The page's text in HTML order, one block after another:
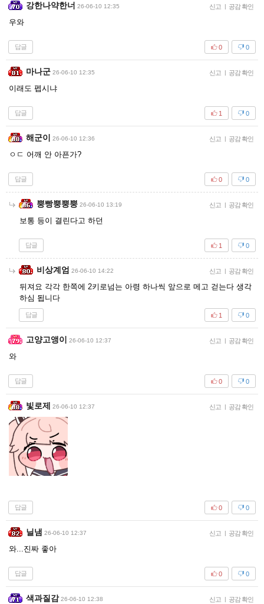
강한나약한너 26-06-10 12:35 신고 | 공감 확인
우와
답글 0
0
마나군 26-06-10 12:35 신고 | 공감 확인
이래도 펩시냐
답글 0
1
해군이 26-06-10 12:36 신고 | 공감 확인
ㅇㄷ 어깨 안 아픈가?
답글 0
0
뿡빵뿡뿡뿡 26-06-10 13:19 신고 | 공감 확인
보통 등이 결린다고 하던
답글 0
1
비상계엄 26-06-10 14:22 신고 | 공감 확인
뒤져요 각각 한쪽에 2키로넘는 아령 하나씩 앞으로 메고 걷는다 생각
하심 됩니다
답글 0
1
고양고앵이 26-06-10 12:37 신고 | 공감 확인
와
답글 0
0
빛로제 26-06-10 12:37 신고 | 공감 확인
답글 0
0
닐냄 26-06-10 12:37 신고 | 공감 확인
와...진짜 좋아
답글 0
0
색과질감 26-06-10 12:38 신고 | 공감 확인